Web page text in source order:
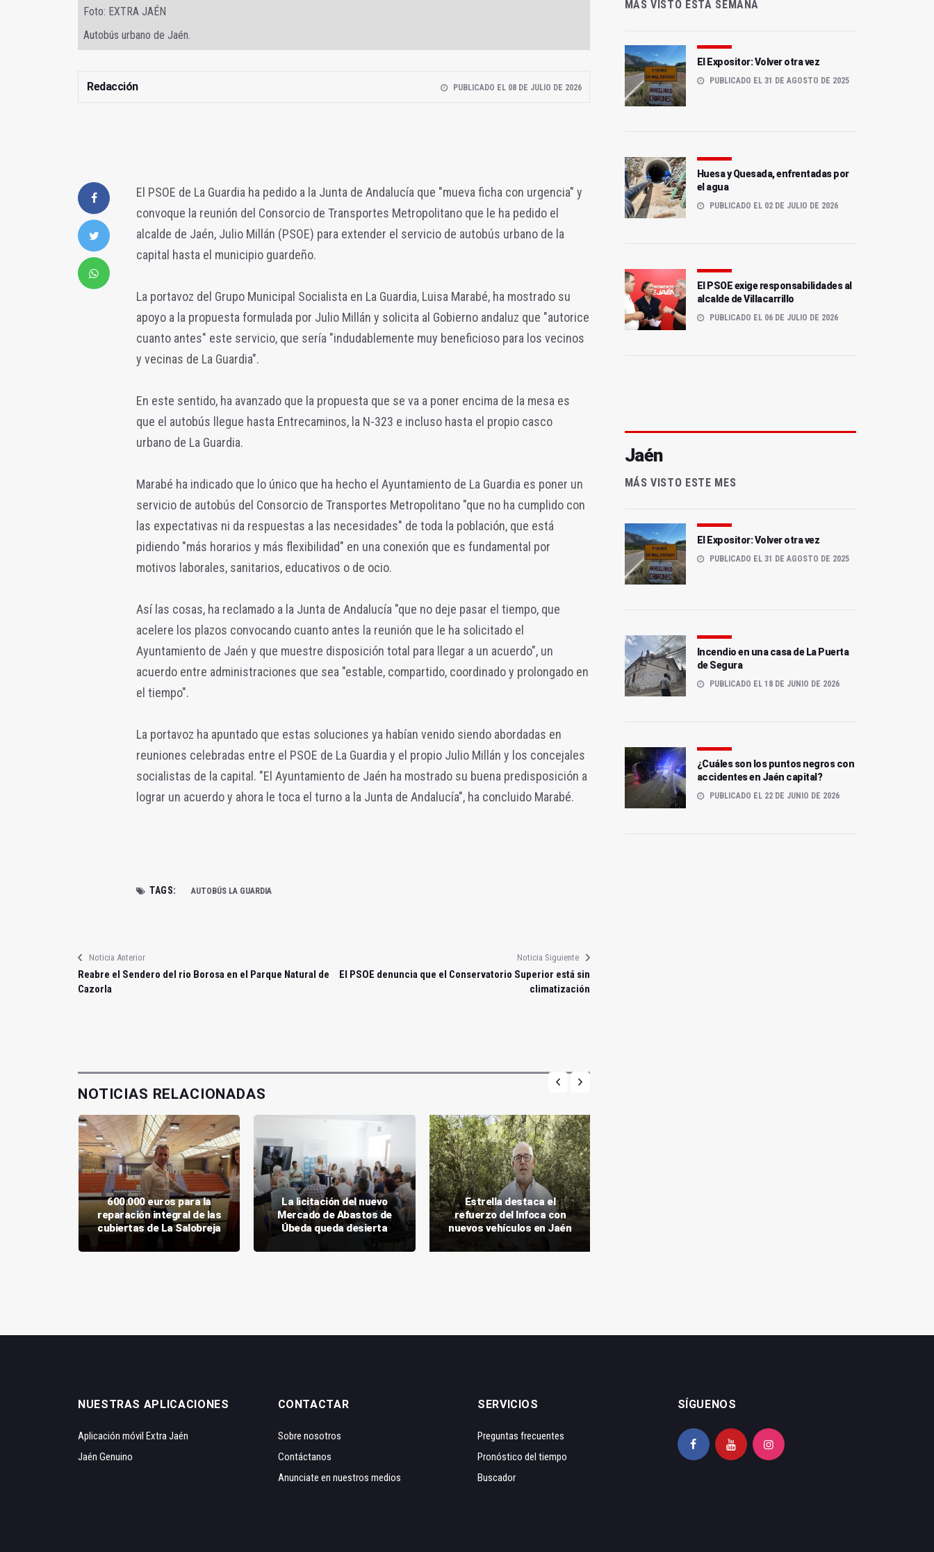
Foto: EXTRA JAÉN
Autobús urbano de Jaén.
Redacción PUBLICADO EL 08 DE JULIO DE 2026
El PSOE de La Guardia ha pedido a la Junta de Andalucía que "mueva ficha con urgencia" y
convoque la reunión del Consorcio de Transportes Metropolitano que le ha pedido el
alcalde de Jaén, Julio Millán (PSOE) para extender el servicio de autobús urbano de la
capital hasta el municipio guardeño.
La portavoz del Grupo Municipal Socialista en La Guardia, Luisa Marabé, ha mostrado su
apoyo a la propuesta formulada por Julio Millán y solicita al Gobierno andaluz que "autorice
cuanto antes" este servicio, que sería "indudablemente muy beneficioso para los vecinos
y vecinas de La Guardia".
En este sentido, ha avanzado que la propuesta que se va a poner encima de la mesa es
que el autobús llegue hasta Entrecaminos, la N-323 e incluso hasta el propio casco
urbano de La Guardia.
Marabé ha indicado que lo único que ha hecho el Ayuntamiento de La Guardia es poner un
servicio de autobús del Consorcio de Transportes Metropolitano "que no ha cumplido con
las expectativas ni da respuestas a las necesidades" de toda la población, que está
pidiendo "más horarios y más flexibilidad" en una conexión que es fundamental por
motivos laborales, sanitarios, educativos o de ocio.
Así las cosas, ha reclamado a la Junta de Andalucía "que no deje pasar el tiempo, que
acelere los plazos convocando cuanto antes la reunión que le ha solicitado el
Ayuntamiento de Jaén y que muestre disposición total para llegar a un acuerdo", un
acuerdo entre administraciones que sea "estable, compartido, coordinado y prolongado en
el tiempo".
La portavoz ha apuntado que estas soluciones ya habían venido siendo abordadas en
reuniones celebradas entre el PSOE de La Guardia y el propio Julio Millán y los concejales
socialistas de la capital. "El Ayuntamiento de Jaén ha mostrado su buena predisposición a
lograr un acuerdo y ahora le toca el turno a la Junta de Andalucía", ha concluido Marabé.
TAGS: AUTOBÚS LA GUARDIA
Noticia Anterior
Reabre el Sendero del rio Borosa en el Parque Natural de
Cazorla
Noticia Siguiente
El PSOE denuncia que el Conservatorio Superior está sin
climatización
NOTICIAS RELACIONADAS
600.000 euros para la
reparación integral de las
cubiertas de La Salobreja
La licitación del nuevo
Mercado de Abastos de
Úbeda queda desierta
Estrella destaca el
refuerzo del Infoca con
nuevos vehículos en Jaén
MÁS VISTO ESTA SEMANA
El Expositor: Volver otra vez
PUBLICADO EL 31 DE AGOSTO DE 2025
Huesa y Quesada, enfrentadas por
el agua
PUBLICADO EL 02 DE JULIO DE 2026
El PSOE exige responsabilidades al
alcalde de Villacarrillo
PUBLICADO EL 06 DE JULIO DE 2026
Jaén
MÁS VISTO ESTE MES
El Expositor: Volver otra vez
PUBLICADO EL 31 DE AGOSTO DE 2025
Incendio en una casa de La Puerta
de Segura
PUBLICADO EL 18 DE JUNIO DE 2026
¿Cuáles son los puntos negros con
accidentes en Jaén capital?
PUBLICADO EL 22 DE JUNIO DE 2026
NUESTRAS APLICACIONES
Aplicación móvil Extra Jaén
Jaén Genuino
CONTACTAR
Sobre nosotros
Contáctanos
Anunciate en nuestros medios
SERVICIOS
Preguntas frecuentes
Pronóstico del tiempo
Buscador
SÍGUENOS